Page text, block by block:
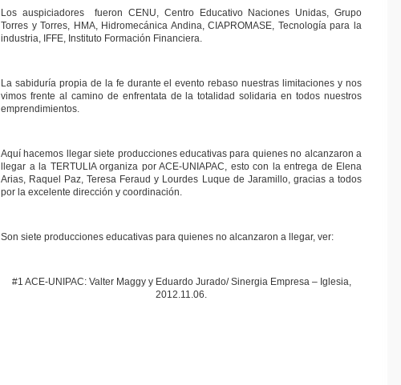
Los auspiciadores fueron CENU, Centro Educativo Naciones Unidas, Grupo
Torres y Torres, HMA, Hidromecánica Andina, CIAPROMASE, Tecnología para la
industria, IFFE, Instituto Formación Financiera.
La sabiduría propia de la fe durante el evento rebaso nuestras limitaciones y nos
vimos frente al camino de enfrentata de la totalidad solidaria en todos nuestros
emprendimientos.
Aquí hacemos llegar siete producciones educativas para quienes no alcanzaron a
llegar a la TERTULIA organiza por ACE-UNIAPAC, esto con la entrega de Elena
Arias, Raquel Paz, Teresa Feraud y Lourdes Luque de Jaramillo, gracias a todos
por la excelente dirección y coordinación.
Son siete producciones educativas para quienes no alcanzaron a llegar, ver:
#1 ACE-UNIPAC: Valter Maggy y Eduardo Jurado/ Sinergia Empresa – Iglesia,
2012.11.06.